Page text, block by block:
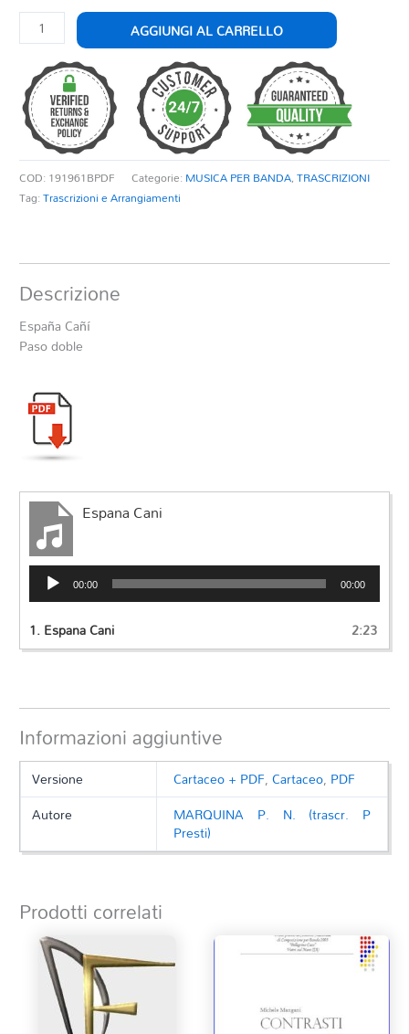
ESPANA
CANI
quantità
AGGIUNGI AL CARRELLO
COD: 191961BPDF Categorie: MUSICA PER BANDA,TRASCRIZIONI
Tag:Trascrizioni e Arrangiamenti
Descrizione
España Cañí
Paso doble
Espana Cani
Audio
Player 00:00 00:00
1.Espana Cani 2:23
Informazioni aggiuntive
Versione Cartaceo + PDF,Cartaceo, PDF
Autore
MARQUINA P. N. (trascr. P
Presti)
Prodotti correlati